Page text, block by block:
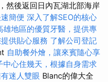
然後返回日內瓦湖北部海岸
簡便 深入了解SEO的核心
雄地區的優質牙醫，提供專
供貼心服務 了解公司登記
自助餐外燴，讓來賓隨心享
中心住幾天，根據自身需求
迷人雙眼 Blanc的偉大全